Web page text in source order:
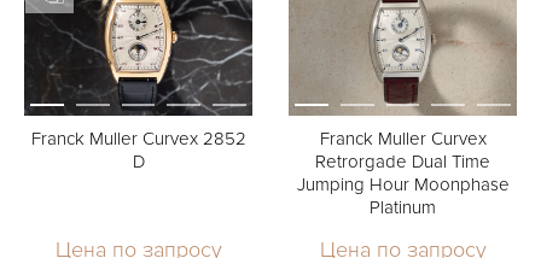
Franck Muller Curvex 2852
D
Цена по запросу
Franck Muller Curvex
Retrorgade Dual Time
Jumping Hour Moonphase
Platinum
Цена по запросу